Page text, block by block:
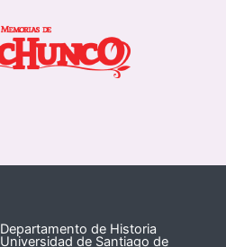
Departamento de Historia
Universidad de Santiago de